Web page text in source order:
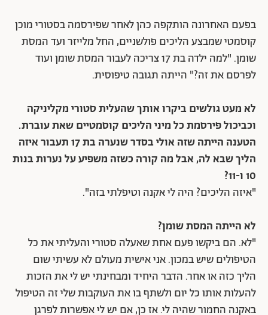
בפעם האחרונה הותקפה כהן לאחר שפירסמה בסטורי מוכן
קוסמטי שמבצע הליכים פולשניים, החל מלייזר ועד המסת
שומן. "למה ילדה בת 17 צריכה לעבור המסת שומן ועוד
לפרסם את זה?" הייתה תגובה טיפוסית.
לא מעט גולשים ביקרו אותך שהעלית סטורי מקליניקה
וכביכול פירסמת כל מיני הליכים קוסמטיים שאת עוברת.
הטענה הייתה שזה אולי בסדר שנערה בת 17 תעבור איזה
הליך שבא לה, אבל מה קורה כשזה משפיע על נערות בנות
10 ו-11?
"איזה הליכים? היה לי אקנה וטיפלתי בזה".
לא הייתה המסת שומן?
"לא. הם ביקשו פעם אחת שאעלה סטורי והעליתי את כל
הטיפולים שיש במכון. אני אישית מעולם לא עשיתי שום
הליך כזה או אחר. הדבר היחיד ומבחינתי יש לי את הזכות
להעלות אותו כל יום ולשתף בו את העוקבות שלי זה הטיפול
באקנה החמור שהיה לי. אז כן, אם יש לי אפשרות לפרגן